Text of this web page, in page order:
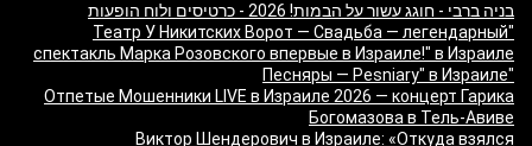
בניה ברבי - חוגג עשור על הבמות! 2026 - כרטיסים ולוח הופעות
"Театр У Никитских Ворот — Свадьба — легендарный
спектакль Марка Розовского впервые в Израиле!" в Израиле
"Песняры — Pesniary" в Израиле
Отпетые Мошенники LIVE в Израиле 2026 — концерт Гарика
Богомазова в Тель-Авиве
Виктор Шендерович в Израиле: «Откуда взялся